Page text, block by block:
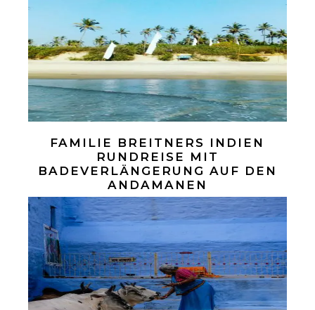
FAMILIE BREITNERS INDIEN
RUNDREISE MIT
BADEVERLÄNGERUNG AUF DEN
ANDAMANEN